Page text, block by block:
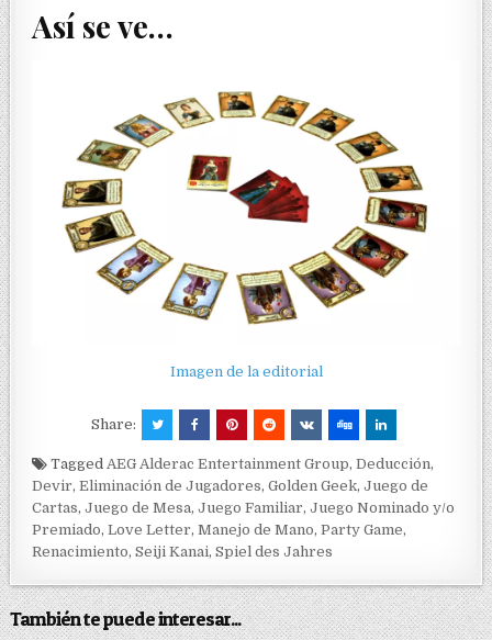
Así se ve…
Imagen de la editorial
Share:
Tagged AEG Alderac Entertainment Group,Deducción,
Devir,Eliminación de Jugadores,Golden Geek,Juego de
Cartas,Juego de Mesa,Juego Familiar,Juego Nominado y/o
Premiado,Love Letter,Manejo de Mano,Party Game,
Renacimiento,Seiji Kanai,Spiel des Jahres
También te puede interesar...